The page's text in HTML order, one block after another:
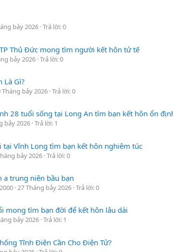
bảy 2026 Trả lời: 0
Thủ Đức mong tìm người kết hôn tử tế
bảy 2026 Trả lời: 0
Là Gì?
Tháng bảy 2026 Trả lời: 0
28 tuổi sống tại Long An tìm bạn kết hôn ổn
bảy 2026 Trả lời: 1
tại Vĩnh Long tìm bạn kết hôn nghiêm túc
bảy 2026 Trả lời: 0
a trung niên bầu bạn
27 Tháng bảy 2026 Trả lời: 0
mong tìm bạn đời để kết hôn lâu dài
bảy 2026 Trả lời: 1
Tĩnh Điện Cần Cho Điện Tử?